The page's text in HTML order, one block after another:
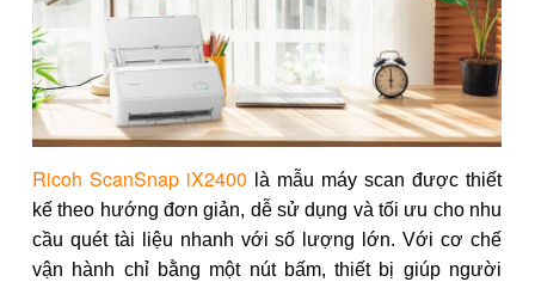
Ricoh ScanSnap iX2400 là mẫu máy scan được thiết
kế theo hướng đơn giản, dễ sử dụng và tối ưu cho nhu
cầu quét tài liệu nhanh với số lượng lớn. Với cơ chế
vận hành chỉ bằng một nút bấm, thiết bị giúp người